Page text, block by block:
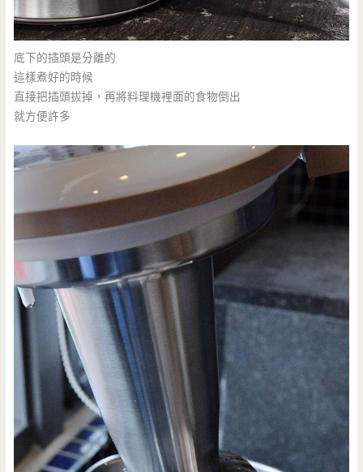
底下的插頭是分離的
這樣煮好的時候
直接把插頭拔掉，再將料理機裡面的食物倒出
就方便許多